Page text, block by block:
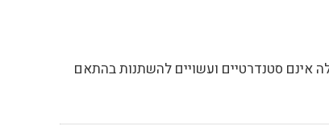
אינם סטנדרטיים ועשויים להשתנות בהתאם